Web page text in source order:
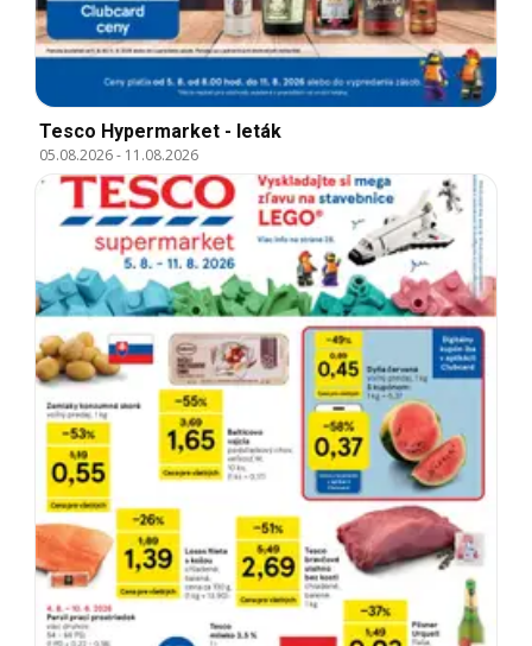
Tesco Hypermarket - leták
05.08.2026- 11.08.2026